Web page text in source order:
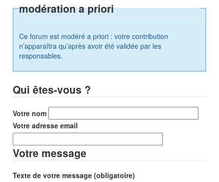
modération a priori
Ce forum est modéré a priori : votre contribution
n’apparaîtra qu’après avoir été validée par les
responsables.
Qui êtes-vous ?
Votre nom
Votre adresse email
Votre message
Texte de votre message (obligatoire)